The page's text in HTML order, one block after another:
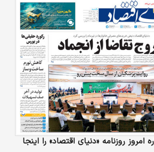
روزنامه «دنیای‌ اقتصاد» را اینجا